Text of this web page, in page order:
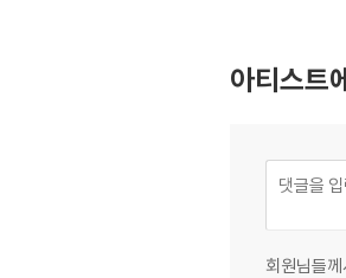
아티스트
회원님들